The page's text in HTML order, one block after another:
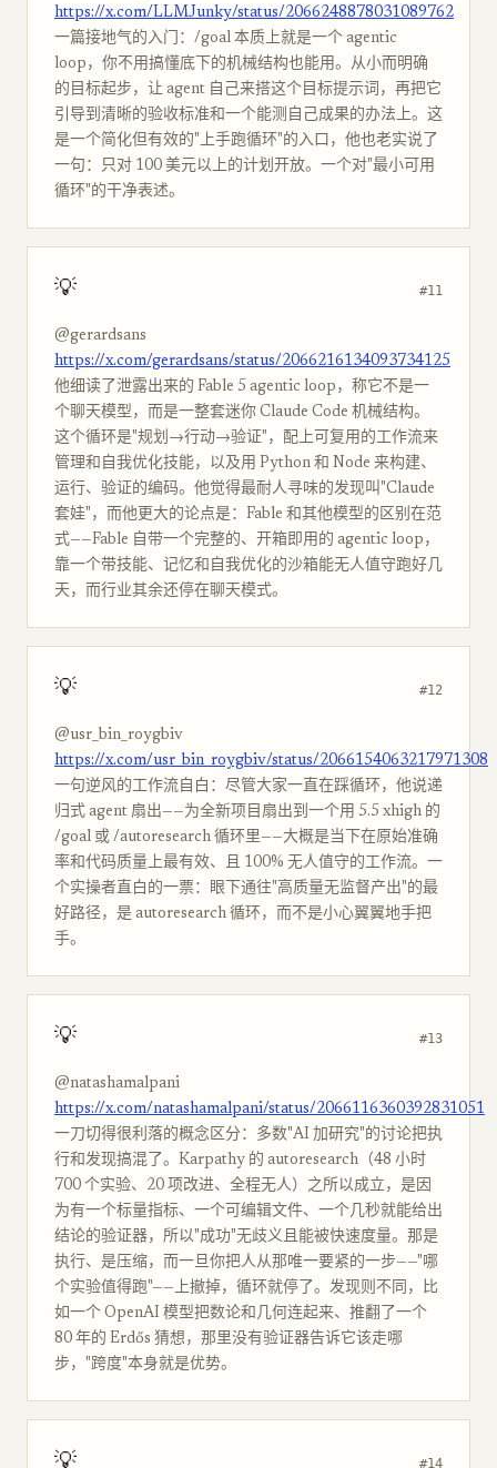
https://x.com/LLMJunky/status/2066248878031089762
一篇接地气的入门：/goal 本质上就是一个 agentic
loop，你不用搞懂底下的机械结构也能用。从小而明确
的目标起步，让 agent 自己来搭这个目标提示词，再把它
引导到清晰的验收标准和一个能测自己成果的办法上。这
是一个简化但有效的"上手跑循环"的入口，他也老实说了
一句：只对 100 美元以上的计划开放。一个对"最小可用
循环"的干净表述。
💡 #11
@gerardsans
https://x.com/gerardsans/status/2066216134093734125
他细读了泄露出来的 Fable 5 agentic loop，称它不是一
个聊天模型，而是一整套迷你 Claude Code 机械结构。
这个循环是"规划→行动→验证"，配上可复用的工作流来
管理和自我优化技能，以及用 Python 和 Node 来构建、
运行、验证的编码。他觉得最耐人寻味的发现叫"Claude
套娃"，而他更大的论点是：Fable 和其他模型的区别在范
式——Fable 自带一个完整的、开箱即用的 agentic loop，
靠一个带技能、记忆和自我优化的沙箱能无人值守跑好几
天，而行业其余还停在聊天模式。
💡 #12
@usr_bin_roygbiv
https://x.com/usr_bin_roygbiv/status/2066154063217971308
一句逆风的工作流自白：尽管大家一直在踩循环，他说递
归式 agent 扇出——为全新项目扇出到一个用 5.5 xhigh 的
/goal 或 /autoresearch 循环里——大概是当下在原始准确
率和代码质量上最有效、且 100% 无人值守的工作流。一
个实操者直白的一票：眼下通往"高质量无监督产出"的最
好路径，是 autoresearch 循环，而不是小心翼翼地手把
手。
💡 #13
@natashamalpani
https://x.com/natashamalpani/status/2066116360392831051
一刀切得很利落的概念区分：多数"AI 加研究"的讨论把执
行和发现搞混了。Karpathy 的 autoresearch（48 小时
700 个实验、20 项改进、全程无人）之所以成立，是因
为有一个标量指标、一个可编辑文件、一个几秒就能给出
结论的验证器，所以"成功"无歧义且能被快速度量。那是
执行、是压缩，而一旦你把人从那唯一要紧的一步——"哪
个实验值得跑"——上撤掉，循环就停了。发现则不同，比
如一个 OpenAI 模型把数论和几何连起来、推翻了一个
80 年的 Erdős 猜想，那里没有验证器告诉它该走哪
步，"跨度"本身就是优势。
💡 #14